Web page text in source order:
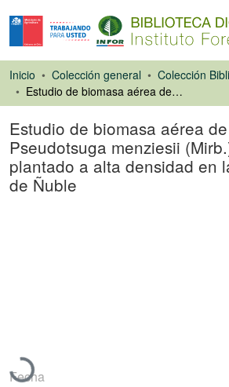
Inicio Colección general
Colección
Estudio de biomasa aérea de un rodal de Pseudotsuga menziesii (Mirb.) Franco plantado a alta densidad en la precordillera de Ñuble
Estudio de biomasa aérea
Pseudotsuga menziesii
plantado a alta densidad en
de Ñuble
Cargando...
Fecha